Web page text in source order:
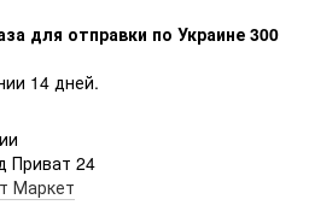
для отправки по Украине 300
14 дней.
Приват 24
Маркет